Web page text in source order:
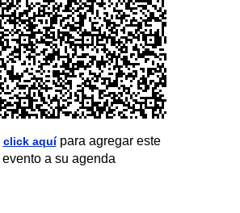
click aquípara agregar este
evento a su agenda